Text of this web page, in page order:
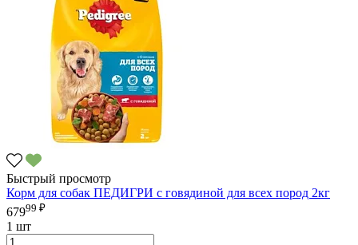
Быстрый просмотр
Корм для собак ПЕДИГРИ с говядиной для всех пород 2кг
67999 ₽
1 шт